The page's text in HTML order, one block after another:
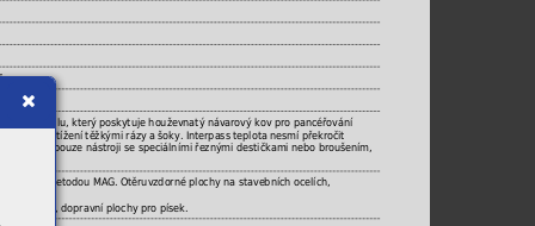
průmyslu, který poskytuje houževnatý návarový kov pro pancéřování
zatížení těžkými rázy a šoky. Interpass teplota nesmí překročit
obrábět pouze nástroji se speciálními řeznými destičkami nebo broušením,
metodou MAG. Otěruvzdorné plochy na stavebních ocelích,
zarážky, dopravní plochy pro písek.